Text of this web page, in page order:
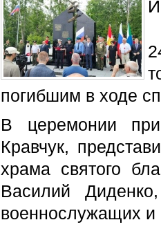
погибшим в ходе
В церемонии
Кравчук,
храма святого
Василий
военнослужащих